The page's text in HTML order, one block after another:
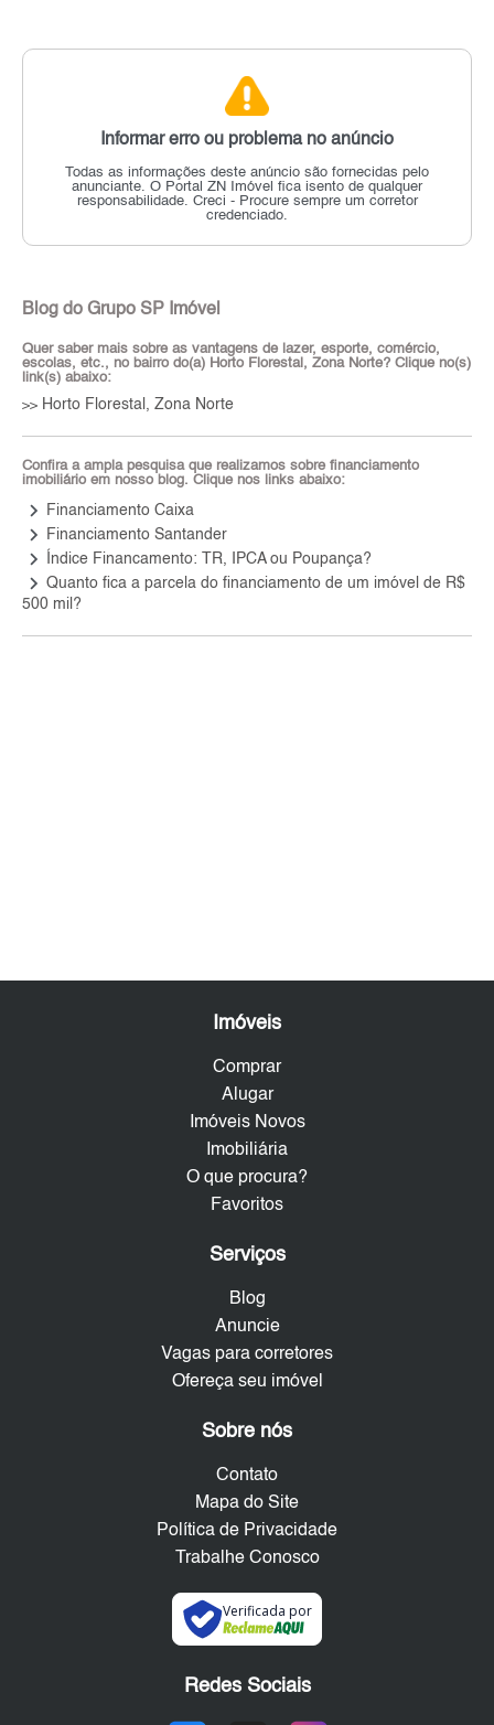
Informar erro ou problema no anúncio
Todas as informações deste anúncio são fornecidas pelo
anunciante. O Portal ZN Imóvel fica isento de qualquer
responsabilidade. Creci - Procure sempre um corretor
credenciado.
Blog do Grupo SP Imóvel
Quer saber mais sobre as vantagens de lazer, esporte, comércio,
escolas, etc., no bairro do(a) Horto Florestal, Zona Norte? Clique no(s)
link(s) abaixo:
>> Horto Florestal, Zona Norte
Confira a ampla pesquisa que realizamos sobre financiamento
imobiliário em nosso blog. Clique nos links abaixo:
keyboard_arrow_right Financiamento Caixa
keyboard_arrow_right Financiamento Santander
keyboard_arrow_right Índice Financamento: TR, IPCA ou Poupança?
keyboard_arrow_right Quanto fica a parcela do financiamento de um imóvel de R$
500 mil?
Imóveis
Comprar
Alugar
Imóveis Novos
Imobiliária
O que procura?
Favoritos
Serviços
Blog
Anuncie
Vagas para corretores
Ofereça seu imóvel
Sobre nós
Contato
Mapa do Site
Política de Privacidade
Trabalhe Conosco
Verificada por
Redes Sociais